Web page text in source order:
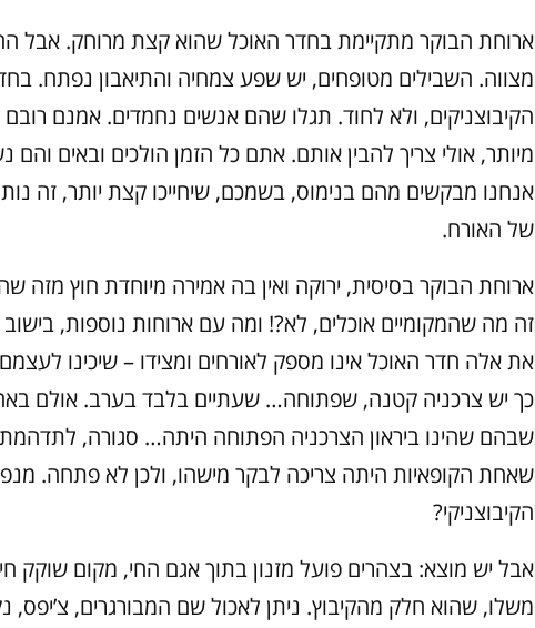
ארוחת הבוקר מתקיימת בחדר האוכל שהוא קצת מרוחק. אבל
מצווה. השבילים מטופחים, יש שפע צמחיה והתיאבון נפתח.
הקיבוצניקים, ולא לחוד. תגלו שהם אנשים נחמדים. אמנם רובם
מיותר, אולי צריך להבין אותם. אתם כל הזמן הולכים ובאים
אנחנו מבקשים מהם בנימוס, בשמכם, שיחייכו קצת יותר, זה
של האורח.
ארוחת הבוקר בסיסית, ירוקה ואין בה אמירה מיוחדת חוץ מזה
זה מה שהמקומיים אוכלים, לא?! ומה עם ארוחות נוספות,
את אלה חדר האוכל אינו מספק לאורחים ומצידו – שיכינו
כך יש צרכניה קטנה, שפתוחה… שעתיים בלבד בערב. אולם
שבהם שהינו ביראון הצרכניה הפתוחה היתה… סגורה,
שאחת הקופאיות היתה צריכה לבקר מישהו, ולכן לא פתחה.
הקיבוצניקי?
אבל יש מוצא: בצהרים פועל מזנון בתוך אגם החי, מקום שוקק
משלו, שהוא חלק מהקיבוץ. ניתן לאכול שם המבורגרים, צ’יפס,